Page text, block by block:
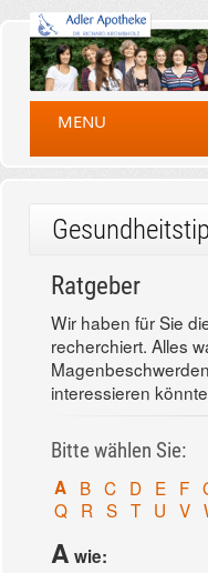
MENU
Ratgeber
Wir haben für Sie
recherchiert. Alles
interessieren
Bitte wählen Sie:
A B C D E F
Q R S T U V
A wie: